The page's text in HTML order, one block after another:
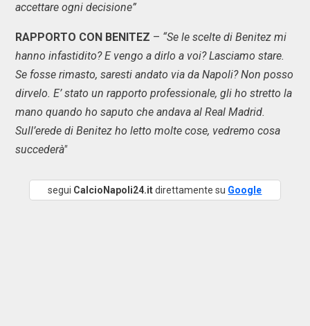
accettare ogni decisione”
RAPPORTO CON BENITEZ – “Se le scelte di Benitez mi
hanno infastidito? E vengo a dirlo a voi? Lasciamo stare.
Se fosse rimasto, saresti andato via da Napoli? Non posso
dirvelo. E’ stato un rapporto professionale, gli ho stretto la
mano quando ho saputo che andava al Real Madrid.
Sull’erede di Benitez ho letto molte cose, vedremo cosa
succederà"
segui CalcioNapoli24.itdirettamente su Google